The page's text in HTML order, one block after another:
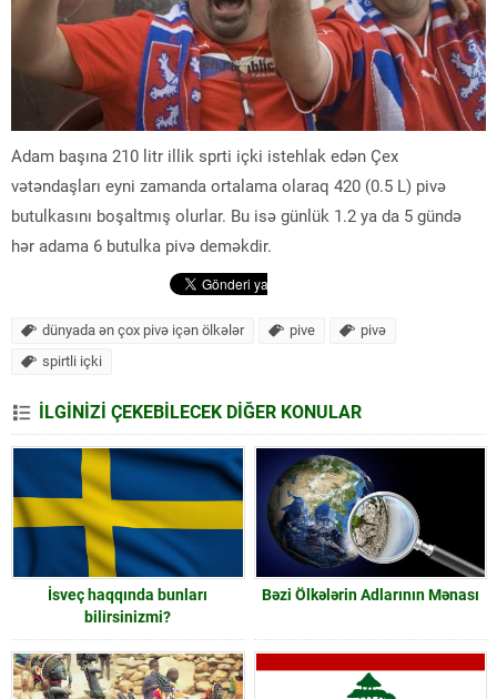
Adam başına 210 litr illik sprti içki istehlak edən Çex
vətəndaşları eyni zamanda ortalama olaraq 420 (0.5 L) pivə
butulkasını boşaltmış olurlar. Bu isə günlük 1.2 ya da 5 gündə
hər adama 6 butulka pivə deməkdir.
dünyada ən çox pivə içən ölkələr pive
pivə
spirtli içki
İLGİNİZİ ÇEKEBİLECEK DİĞER KONULAR
İsveç haqqında bunları
bilirsinizmi?
Bəzi Ölkələrin Adlarının Mənası